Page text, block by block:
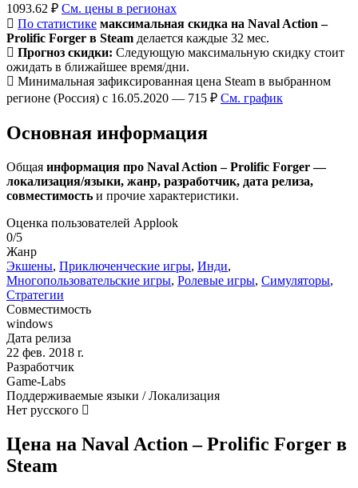
1093.62 ₽ См. цены в регионах
По статистике максимальная скидка на Naval Action –
Prolific Forger в Steam делается каждые 32 мес.
Прогноз скидки: Следующую максимальную скидку стоит
ожидать в ближайшее время/дни.
Минимальная зафиксированная цена Steam в выбранном
регионе (Россия) с 16.05.2020 — 715 ₽ См. график
Основная информация
Общая информация про Naval Action – Prolific Forger —
локализация/языки, жанр, разработчик, дата релиза,
совместимость и прочие характеристики.
Оценка пользователей Applook
0/5
Жанр
Экшены, Приключенческие игры, Инди,
Многопользовательские игры, Ролевые игры, Симуляторы,
Стратегии
Совместимость
windows
Дата релиза
22 фев. 2018 r.
Разработчик
Game-Labs
Поддерживаемые языки / Локализация
Нет русского
Цена на Naval Action – Prolific Forger в
Steam